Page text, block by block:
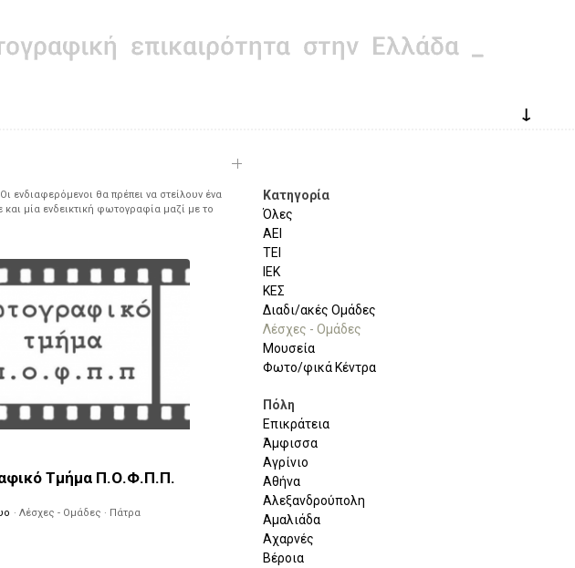
↓
θα πρέπει να στείλουν ένα
μία ενδεικτική φωτογραφία μαζί με το
Τμήμα Π.Ο.Φ.Π.Π.
· Λέσχες - Ομάδες · Πάτρα
Κατηγορία
Όλες
ΑΕΙ
ΤΕΙ
ΙΕΚ
ΚΕΣ
Διαδι/ακές Ομάδες
Λέσχες - Ομάδες
Μουσεία
Φωτο/φικά Κέντρα
Πόλη
Επικράτεια
Άμφισσα
Αγρίνιο
Αθήνα
Αλεξανδρούπολη
Αμαλιάδα
Αχαρνές
Βέροια